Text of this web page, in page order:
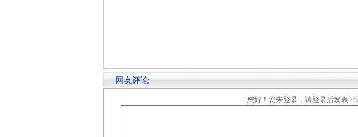
网友评论
您好！您未登录，请登录后发表评